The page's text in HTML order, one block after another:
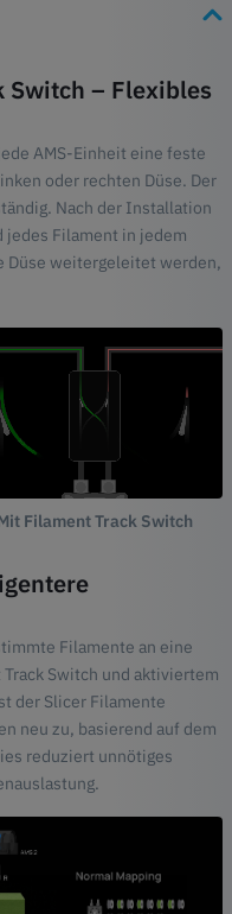
Switch – Flexibles
AMS-Einheit eine feste
oder rechten Düse. Der
Nach der Installation
jedes Filament in jedem
Düse weitergeleitet werden,
Filament Track Switch
Filamente an eine
Switch und aktiviertem
der Slicer Filamente
neu zu, basierend auf dem
reduziert unnötiges